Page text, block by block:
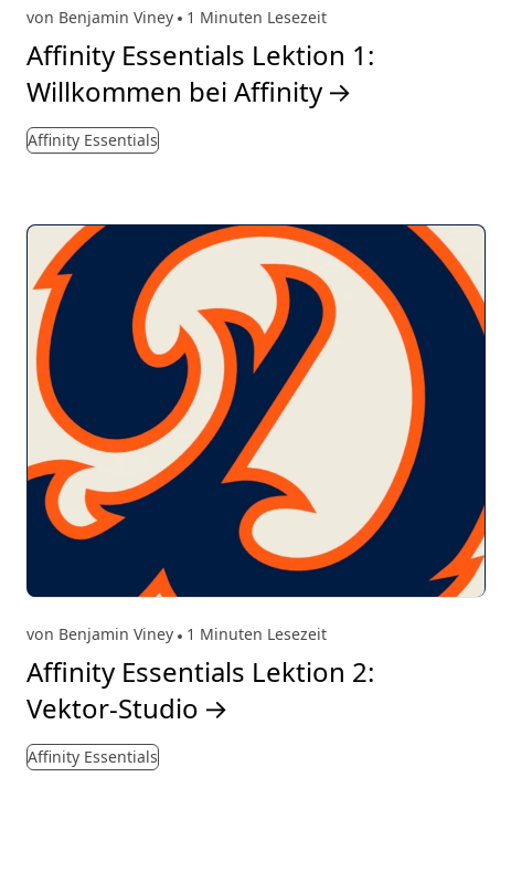
von Benjamin Viney 1 Minuten Lesezeit
Affinity Essentials Lektion 1:
Willkommen bei Affinity →
Affinity Essentials
von Benjamin Viney 1 Minuten Lesezeit
Affinity Essentials Lektion 2:
Vektor-Studio →
Affinity Essentials